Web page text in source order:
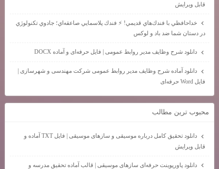
قابل ویرایش
خداحافظي با فندك‌هاي قديمي! ⚡ فندك پلاسمايي صاعقه‌اي؛ جادوي تكنولوژي
در دستان شما ضد باد و لوكس
دانلود شرح وظایف مدیر روابط عمومی | فایل حرفه‌ای و آماده DOCX
دانلود آماده شرح وظایف مدیر روابط عمومی شرکت مهندسی و شهرسازی |
فایل Word حرفه‌ای
محبوب ترين مطالب
دانلود تحقیق کامل درباره موسیقی و سازهای موسیقی | فایل TXT آماده و
قابل ویرایش
دانلود پاورپوینت حرفه‌ای سازهای موسیقی | قالب آماده تحقیق مدرسه و